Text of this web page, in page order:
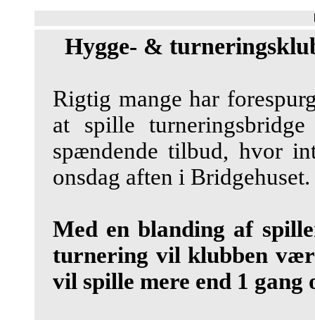
Hygge- &
Rigtig mange har
at spille
spændende tilbud, hvor
onsdag aften i Bridgehuset.
Med en blanding af
turnering vil klubben
vil spille mere end 1 gang